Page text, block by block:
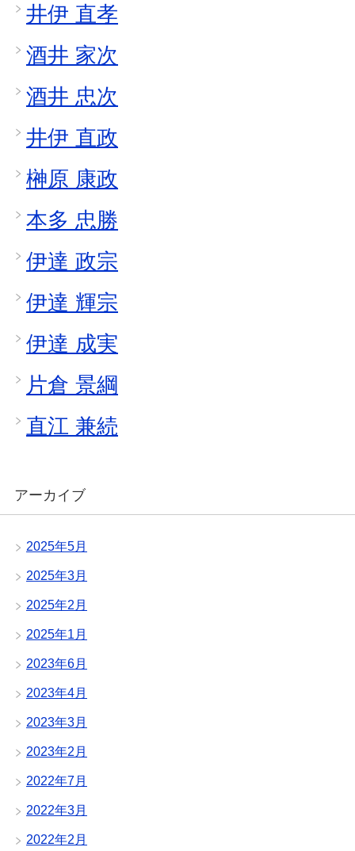
井伊 直孝
酒井 家次
酒井 忠次
井伊 直政
榊原 康政
本多 忠勝
伊達 政宗
伊達 輝宗
伊達 成実
片倉 景綱
直江 兼続
アーカイブ
2025年5月
2025年3月
2025年2月
2025年1月
2023年6月
2023年4月
2023年3月
2023年2月
2022年7月
2022年3月
2022年2月